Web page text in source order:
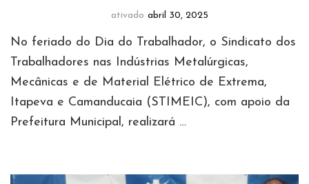
ativado abril 30, 2025
No feriado do Dia do Trabalhador, o Sindicato dos
Trabalhadores nas Indústrias Metalúrgicas,
Mecânicas e de Material Elétrico de Extrema,
Itapeva e Camanducaia (STIMEIC), com apoio da
Prefeitura Municipal, realizará …